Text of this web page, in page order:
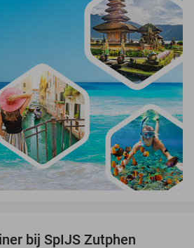
bij SpIJS Zutphen